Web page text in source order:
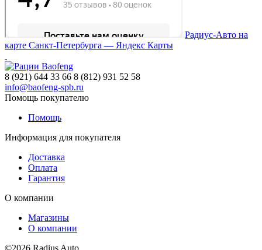
Радиус-Авто на
карте Санкт‑Петербурга — Яндекс Карты
8 (921) 644 33 66 8 (812) 931 52 58
info@baofeng-spb.ru
Помощь покупателю
Помощь
Информация для покупателя
Доставка
Оплата
Гарантия
О компании
Магазины
О компании
©2026 Radius Auto